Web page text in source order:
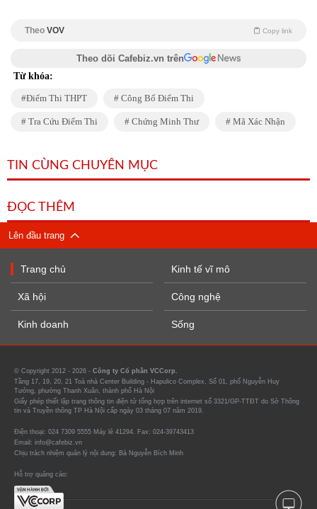
Theo VOV Copy link
Theo dõi Cafebiz.vn trên
Từ khóa:
Điểm Thi THPT Công Bố Điểm Thi
Tra Cứu Điểm Thi Chứng Minh Thư Mã Xác Nhận
TIN CÙNG CHUYÊN MỤC
ĐỌC THÊM
Lên đầu trang
Trang chủ
Xã hội
Kinh doanh
Kinh tế vĩ mô
Công nghệ
Sống
© Copyright 2012 - 2026 - Công ty Cổ phần VCCorp.
Tầng 17, 19, 20, 21 Toà nhà Center Building - Hapulico Complex, Số 01, phố Nguyễn Huy
Tưởng, phường Thanh Xuân, thành phố Hà Nội
Giấy phép thiết lập trang thông tin điện tử tổng hợp trên internet số 3321/GP-TTĐT do Sở Thông
tin và Truyền thông TP Hà Nội cấp ngày 03 tháng 07 năm 2019.
Điện thoại: 024 7309 5555 Máy lẻ 41294. Fax: 024-39743413
Email: info@cafebiz.vn
Chịu trách nhiệm quản lý nội dung: Bà Nguyễn Bích Minh
Hỗ trợ quảng cáo: